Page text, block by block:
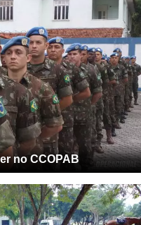
no CCOPAB